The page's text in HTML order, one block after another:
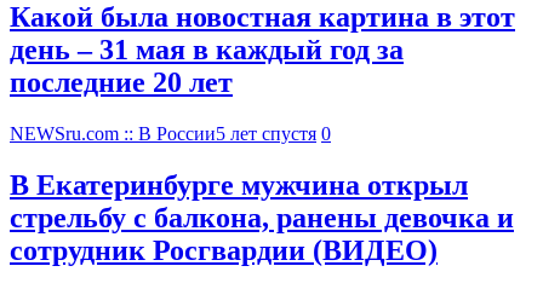
Какой была новостная картина в этот
день – 31 мая в каждый год за
последние 20 лет
NEWSru.com :: В России5 лет спустя 0
В Екатеринбурге мужчина открыл
стрельбу с балкона, ранены девочка и
сотрудник Росгвардии (ВИДЕО)